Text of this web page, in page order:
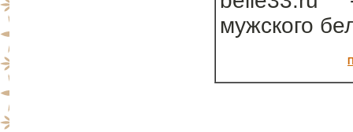
мужского